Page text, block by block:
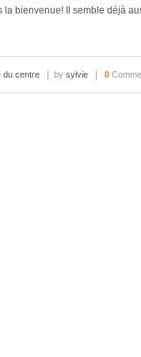
la bienvenue! Il semble déjà
du centre | by sylvie | 0